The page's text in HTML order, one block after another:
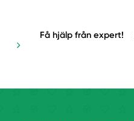
Få hjälp från expert!